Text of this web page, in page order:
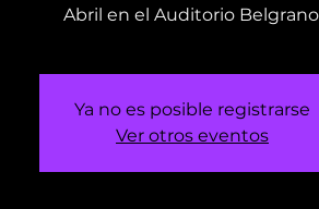
Abril en el Auditorio
Ya no es posible registrarse
Ver otros eventos